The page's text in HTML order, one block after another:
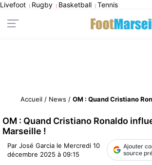
Livefoot | Rugby | Basketball | Tennis
Accueil / News /
OM : Quand Cristiano Ronaldo
Marseille !
Par José Garcia le Mercredi 10
décembre 2025 à 09:15
Ajouter
source